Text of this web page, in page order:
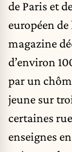
de Paris et
européen
magazine
d’environ
par un
jeune sur
certaines
enseignes